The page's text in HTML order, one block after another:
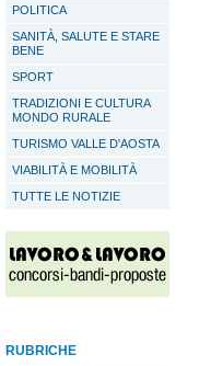
POLITICA
SANITÀ, SALUTE E STARE
BENE
SPORT
TRADIZIONI E CULTURA
MONDO RURALE
TURISMO VALLE D'AOSTA
VIABILITÀ E MOBILITÀ
TUTTE LE NOTIZIE
RUBRICHE